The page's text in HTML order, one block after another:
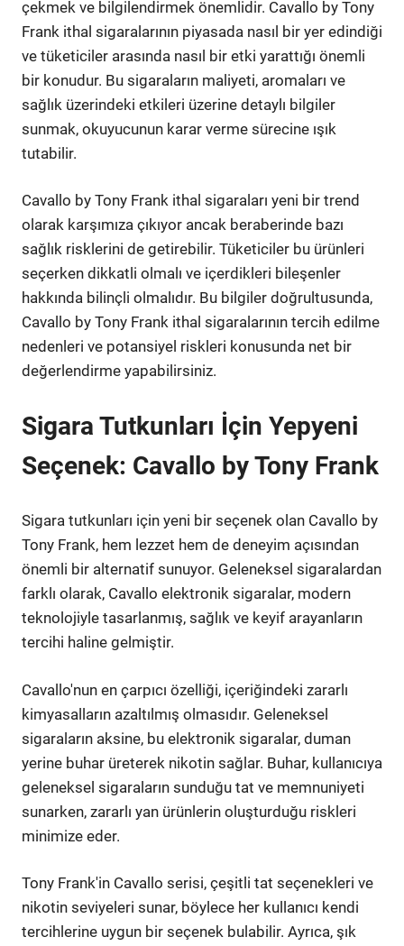
çekmek ve bilgilendirmek önemlidir. Cavallo by Tony
Frank ithal sigaralarının piyasada nasıl bir yer edindiği
ve tüketiciler arasında nasıl bir etki yarattığı önemli
bir konudur. Bu sigaraların maliyeti, aromaları ve
sağlık üzerindeki etkileri üzerine detaylı bilgiler
sunmak, okuyucunun karar verme sürecine ışık
tutabilir.
Cavallo by Tony Frank ithal sigaraları yeni bir trend
olarak karşımıza çıkıyor ancak beraberinde bazı
sağlık risklerini de getirebilir. Tüketiciler bu ürünleri
seçerken dikkatli olmalı ve içerdikleri bileşenler
hakkında bilinçli olmalıdır. Bu bilgiler doğrultusunda,
Cavallo by Tony Frank ithal sigaralarının tercih edilme
nedenleri ve potansiyel riskleri konusunda net bir
değerlendirme yapabilirsiniz.
Sigara Tutkunları İçin Yepyeni
Seçenek: Cavallo by Tony Frank
Sigara tutkunları için yeni bir seçenek olan Cavallo by
Tony Frank, hem lezzet hem de deneyim açısından
önemli bir alternatif sunuyor. Geleneksel sigaralardan
farklı olarak, Cavallo elektronik sigaralar, modern
teknolojiyle tasarlanmış, sağlık ve keyif arayanların
tercihi haline gelmiştir.
Cavallo'nun en çarpıcı özelliği, içeriğindeki zararlı
kimyasalların azaltılmış olmasıdır. Geleneksel
sigaraların aksine, bu elektronik sigaralar, duman
yerine buhar üreterek nikotin sağlar. Buhar, kullanıcıya
geleneksel sigaraların sunduğu tat ve memnuniyeti
sunarken, zararlı yan ürünlerin oluşturduğu riskleri
minimize eder.
Tony Frank'in Cavallo serisi, çeşitli tat seçenekleri ve
nikotin seviyeleri sunar, böylece her kullanıcı kendi
tercihlerine uygun bir seçenek bulabilir. Ayrıca, şık